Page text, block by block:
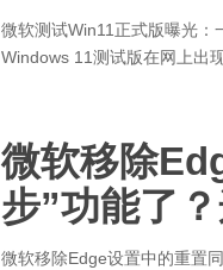
微软测试Win11正式版曝光
Windows 11测试版在网上出
微软移除
步”功能了
微软移除Edge设置中的重置